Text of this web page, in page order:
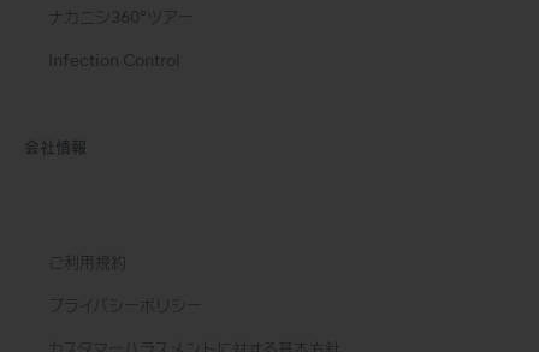
ナカニシ360°ツアー
Infection Control
会社情報
ご利用規約
プライバシーポリシー